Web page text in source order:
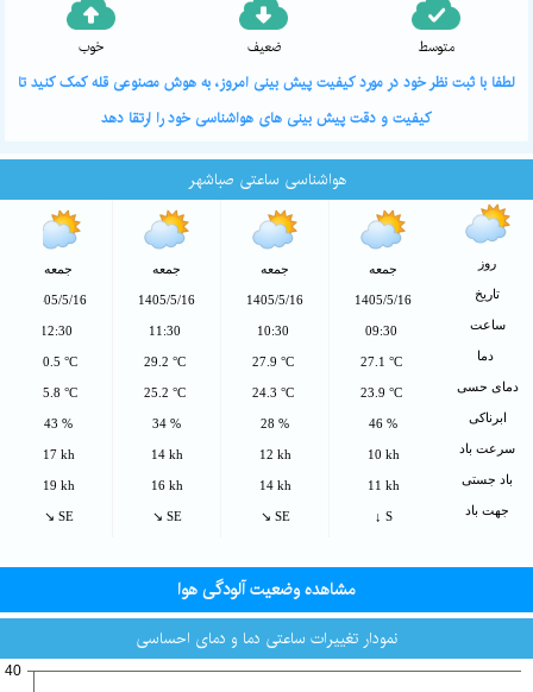
خوب ضعیف متوسط
لطفا با ثبت نظر خود در مورد کیفیت پیش بینی امروز، به هوش مصنوعی قله کمک کنید تا
کیفیت و دقت پیش بینی های هواشناسی خود را ارتقا دهد
هواشناسی ساعتی صباشهر
روز
تاریخ
ساعت
دمای حسی
ابرناکی
سرعت باد
باد جستی
جهت باد
جمعه
1405/5/16
09:30
27.1 °C
23.9 °C
46 %
10 kh
11 kh
↓ S
جمعه
1405/5/16
10:30
27.9 °C
24.3 °C
28 %
12 kh
14 kh
↘ SE
جمعه
1405/5/16
11:30
29.2 °C
25.2 °C
34 %
14 kh
16 kh
↘ SE
جمعه
1405/5/16
12:30
30.5 °C
25.8 °C
43 %
17 kh
19 kh
↘ SE
مشاهده وضعیت آلودگی هوا
نمودار تغییرات ساعتی دما و دمای احساسی